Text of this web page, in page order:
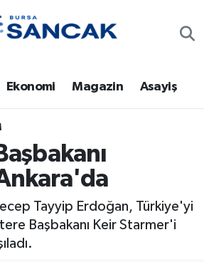
Ekonomi Magazin Asayiş
Tayyip Erdoğan, Türkiye'yi
Başbakanı Keir Starmer'i
Durumu ve Fikstür